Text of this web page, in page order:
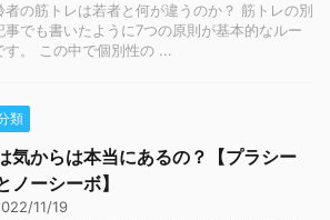
者の筋トレは若者と何が違うのか？ 筋トレの別
事でも書いたように7つの原則が基本的なルー
す。 この中で個別性の ...
類
気からは本当にあるの？【プラシー
ノーシーボ】
11/19